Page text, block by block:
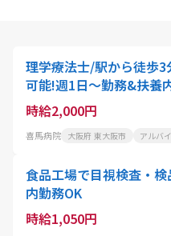
理学療法士/駅から徒歩
可能!週1日～勤務&扶養
中/採用強化中
時給2,000円
喜馬病院 大阪府 東大阪市 アルバ
食品工場で目視検査・
内勤務OK
時給1,050円